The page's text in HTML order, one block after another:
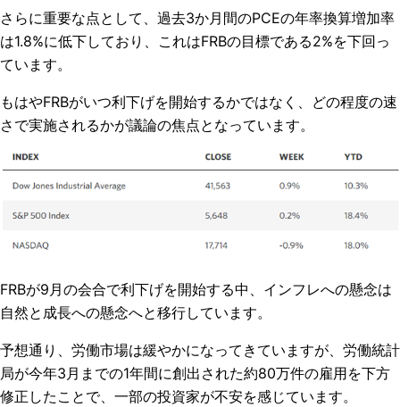
さらに重要な点として、過去3か月間のPCEの年率換算増加率
は1.8%に低下しており、これはFRBの目標である2%を下回っ
ています。
もはやFRBがいつ利下げを開始するかではなく、どの程度の速
さで実施されるかが議論の焦点となっています。
FRBが9月の会合で利下げを開始する中、インフレへの懸念は
自然と成長への懸念へと移行しています。
予想通り、労働市場は緩やかになってきていますが、労働統計
局が今年3月までの1年間に創出された約80万件の雇用を下方
修正したことで、一部の投資家が不安を感じています。